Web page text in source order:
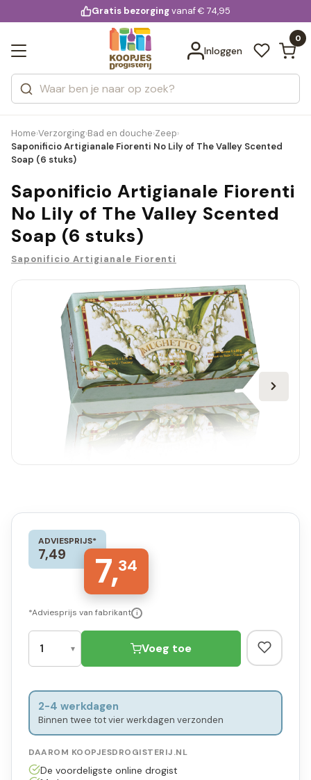
voor 20:00 uur besteld
Gratis bezorgingvanaf € 74,95
Inloggen
0
Zoeken
Categorieën
Merken
Bekijk alle resultaten
Home›Verzorging›Bad en douche›Zeep›
Saponificio Artigianale Fiorenti No Lily of The Valley Scented
Soap (6 stuks)
Saponificio Artigianale Fiorenti
No Lily of The Valley Scented
Soap (6 stuks)
Saponificio Artigianale Fiorenti
ADVIESPRIJS*
7,49 7,34
*Adviesprijs van fabrikant i
Voeg toe
2-4 werkdagen
Binnen twee tot vier werkdagen verzonden
DAAROM KOOPJESDROGISTERIJ.NL
De voordeligste online drogist